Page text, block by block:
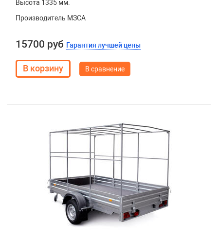
Высота 1335 мм.
Производитель МЗСА
15700 руб Гарантия лучшей цены
В сравнение